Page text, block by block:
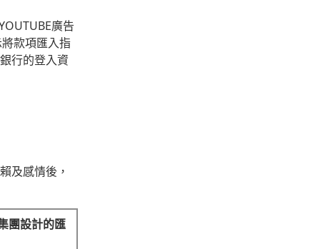
廣告
款項匯入指
行的登入資
及感情後，
團設計的匯